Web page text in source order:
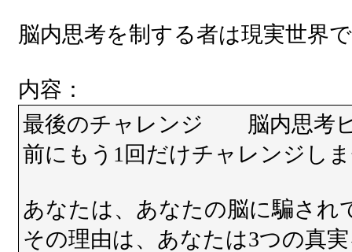
脳内思考を制する者は現実世界
内容：
最後のチャレンジ 脳内思
前にもう1回だけチャレンジし
あなたは、あなたの脳に騙され
その理由は、あなたは3つの真